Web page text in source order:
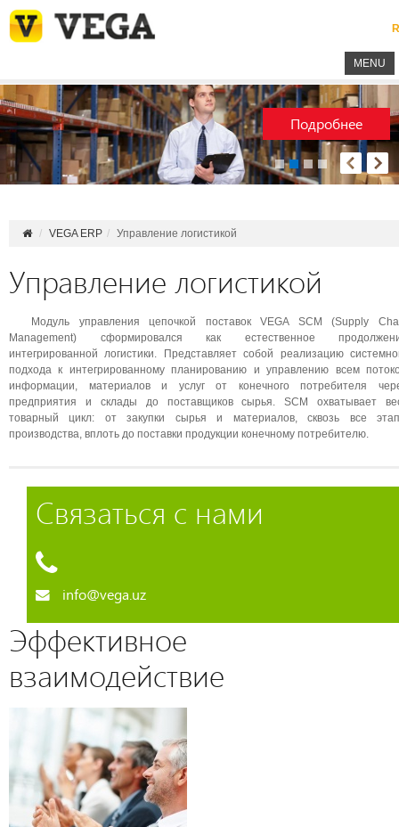
MENU
Подробнее
VEGA ERP Управление логистикой
Управление логистикой
Модуль управления цепочкой поставок VEGA SCM (Supply
Management) сформировался как естественное
интегрированной логистики. Представляет собой реализацию
подхода к интегрированному планированию и управлению всем
информации, материалов и услуг от конечного потребителя
предприятия и склады до поставщиков сырья. SCM охватывает
товарный цикл: от закупки сырья и материалов, сквозь все
производства, вплоть до поставки продукции конечному потребителю.
Связаться с нами
info@vega.uz
Эффективное
взаимодействие